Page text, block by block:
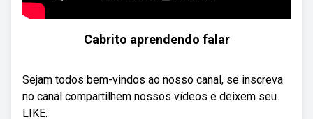
Cabrito aprendendo falar
Sejam todos bem-vindos ao nosso canal, se inscreva
no canal compartilhem nossos vídeos e deixem seu
LIKE.